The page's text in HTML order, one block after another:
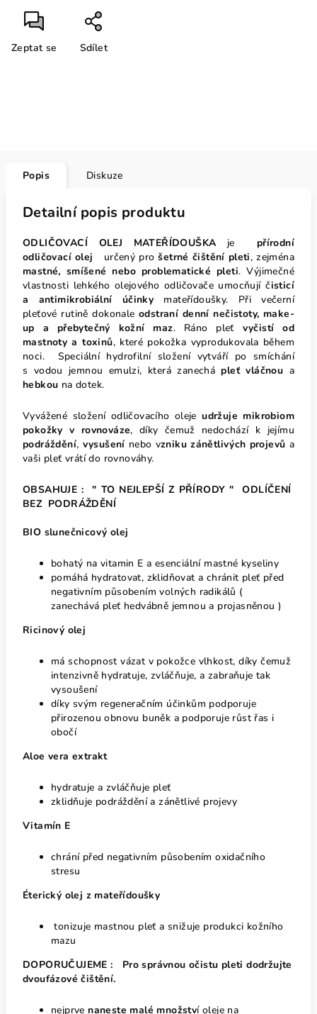
Zeptat se Sdílet
Popis Diskuze
Detailní popis produktu
ODLIČOVACÍ OLEJ MATEŘÍDOUŠKA je přírodní
odličovací olej
určený prošetrné čištění pleti, zejména
mastné, smíšené nebo problematické pleti.Výjimečné
vlastnosti lehkého olejového odličovače umocňují čisticí
a antimikrobiální účinky mateřídoušky. Při večerní
pleťové rutině dokonaleodstraní denní nečistoty, make-
up a přebytečný kožní maz. Ráno pleť vyčistí od
mastnoty a toxinů, které pokožka vyprodukovala během
noci. Speciální hydrofilní složení vytváří po smíchání
s vodou jemnou emulzi, která zanechá pleť vláčnou a
hebkou na dotek.
Vyvážené složení odličovacího olejeudržuje mikrobiom
pokožky v rovnováze, díky čemuž nedochází k jejímu
podráždění, vysušení nebo vzniku zánětlivých projevů a
vaši pleť vrátí do rovnováhy.
OBSAHUJE : " TO NEJLEPŠÍ Z PŘÍRODY " ODLÍČENÍ
BEZ PODRÁŽDĚNÍ
BIO slunečnicový olej
bohatý na vitamin E a esenciální mastné kyseliny
pomáhá hydratovat, zklidňovat a chránit pleť před
negativním působením volných radikálů (
zanechává pleť hedvábně jemnou a projasněnou )
Ricinový olej
má schopnost vázat v pokožce vlhkost, díky čemuž
intenzivně hydratuje, zvláčňuje, a zabraňuje tak
vysoušení
díky svým regeneračním účinkům podporuje
přirozenou obnovu buněk a podporuje růst řas i
obočí
Aloe vera extrakt
hydratuje a zvláčňuje pleť
zklidňuje podráždění a zánětlivé projevy
Vitamín E
chrání před negativním působením oxidačního
stresu
Éterický olej z mateřídoušky
tonizuje mastnou pleť a snižuje produkci kožního
mazu
DOPORUČUJEME : Pro správnou očistu pleti dodržujte
dvoufázové čištění.
nejprve naneste malé množství oleje na